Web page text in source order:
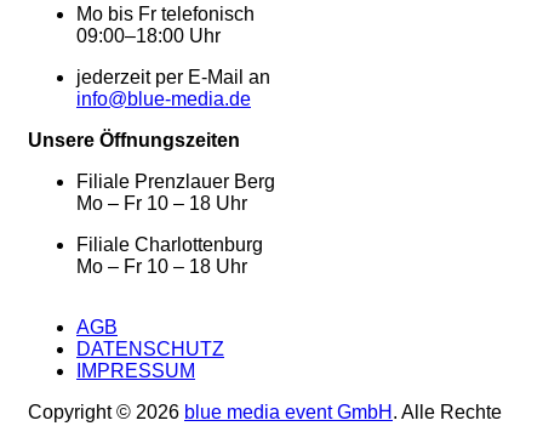
Mo bis Fr telefonisch
09:00–18:00 Uhr
jederzeit per E-Mail an
info@blue-media.de
Unsere Öffnungszeiten
Filiale Prenzlauer Berg
Mo – Fr 10 – 18 Uhr
Filiale Charlottenburg
Mo – Fr 10 – 18 Uhr
AGB
DATENSCHUTZ
IMPRESSUM
Copyright © 2026 blue media event GmbH . Alle Rechte